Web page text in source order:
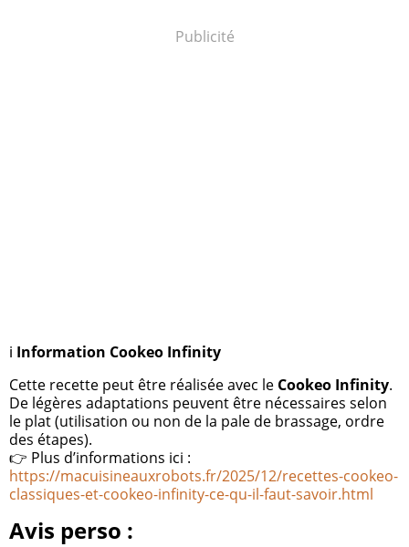
Publicité
ℹ️ Information Cookeo Infinity
Cette recette peut être réalisée avec le Cookeo Infinity.
De légères adaptations peuvent être nécessaires selon
le plat (utilisation ou non de la pale de brassage, ordre
des étapes).
👉 Plus d’informations ici :
https://macuisineauxrobots.fr/2025/12/recettes-cookeo-
classiques-et-cookeo-infinity-ce-qu-il-faut-savoir.html
Avis perso :